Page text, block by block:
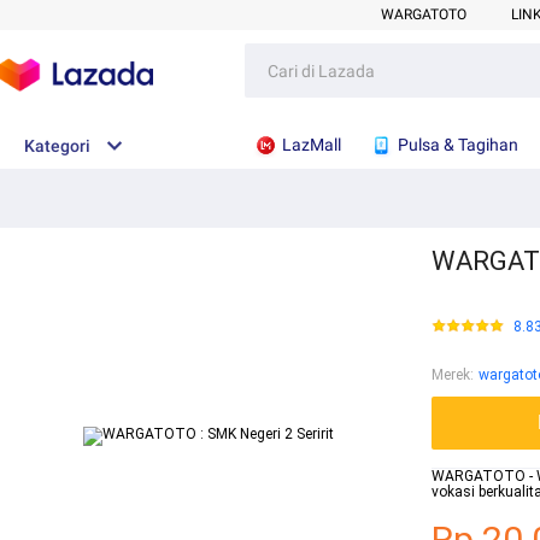
WARGATOTO
Kategori LazMall Pulsa & Tagihan
Merek:
WARGATOTO -
vokasi